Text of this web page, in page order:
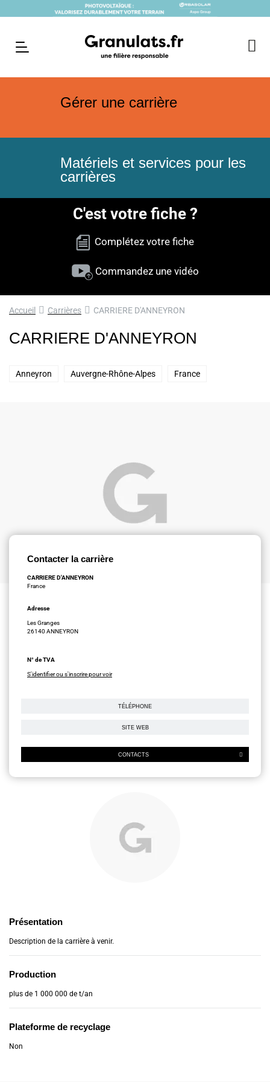
Gérer une carrière
Matériels et services pour les
carrières
C'est votre fiche ?
Complétez votre fiche
Commandez une vidéo
Accueil Carrières CARRIERE D'ANNEYRON
CARRIERE D'ANNEYRON
Anneyron Auvergne-Rhône-Alpes France
Contacter la carrière
CARRIERE D'ANNEYRON
France
Adresse
Les Granges
26140 ANNEYRON
N° de TVA
S'identifier ou s'inscrire pour voir
TÉLÉPHONE
SITE WEB
CONTACTS
Présentation
Description de la carrière à venir.
Production
plus de 1 000 000 de t/an
Plateforme de recyclage
Non